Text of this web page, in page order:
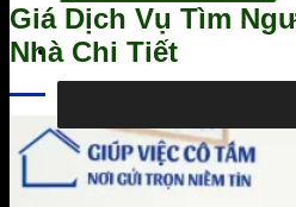
0966.360.236
Giá Dịch Vụ Tìm
Nhà Chi Tiết